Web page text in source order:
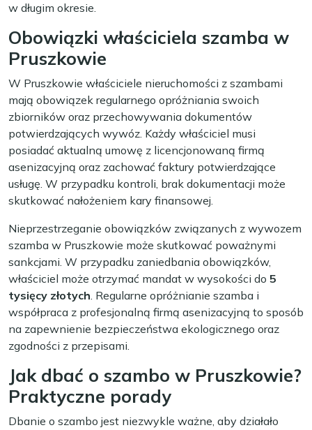
w długim okresie.
Obowiązki właściciela szamba w
Pruszkowie
W Pruszkowie właściciele nieruchomości z szambami
mają obowiązek regularnego opróżniania swoich
zbiorników oraz przechowywania dokumentów
potwierdzających wywóz. Każdy właściciel musi
posiadać aktualną umowę z licencjonowaną firmą
asenizacyjną oraz zachować faktury potwierdzające
usługę. W przypadku kontroli, brak dokumentacji może
skutkować nałożeniem kary finansowej.
Nieprzestrzeganie obowiązków związanych z wywozem
szamba w Pruszkowie może skutkować poważnymi
sankcjami. W przypadku zaniedbania obowiązków,
właściciel może otrzymać mandat w wysokości do 5
tysięcy złotych. Regularne opróżnianie szamba i
współpraca z profesjonalną firmą asenizacyjną to sposób
na zapewnienie bezpieczeństwa ekologicznego oraz
zgodności z przepisami.
Jak dbać o szambo w Pruszkowie?
Praktyczne porady
Dbanie o szambo jest niezwykle ważne, aby działało